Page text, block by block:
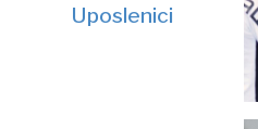
Uposlenici